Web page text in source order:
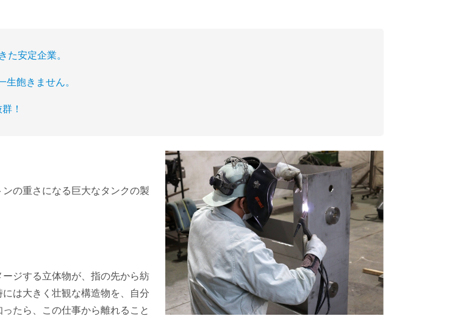
た安定企業。
飽きません。
！
の重さになる巨大なタンクの製
ジする立体物が、指の先から紡
は大きく壮観な構造物を、自分
たら、この仕事から離れること